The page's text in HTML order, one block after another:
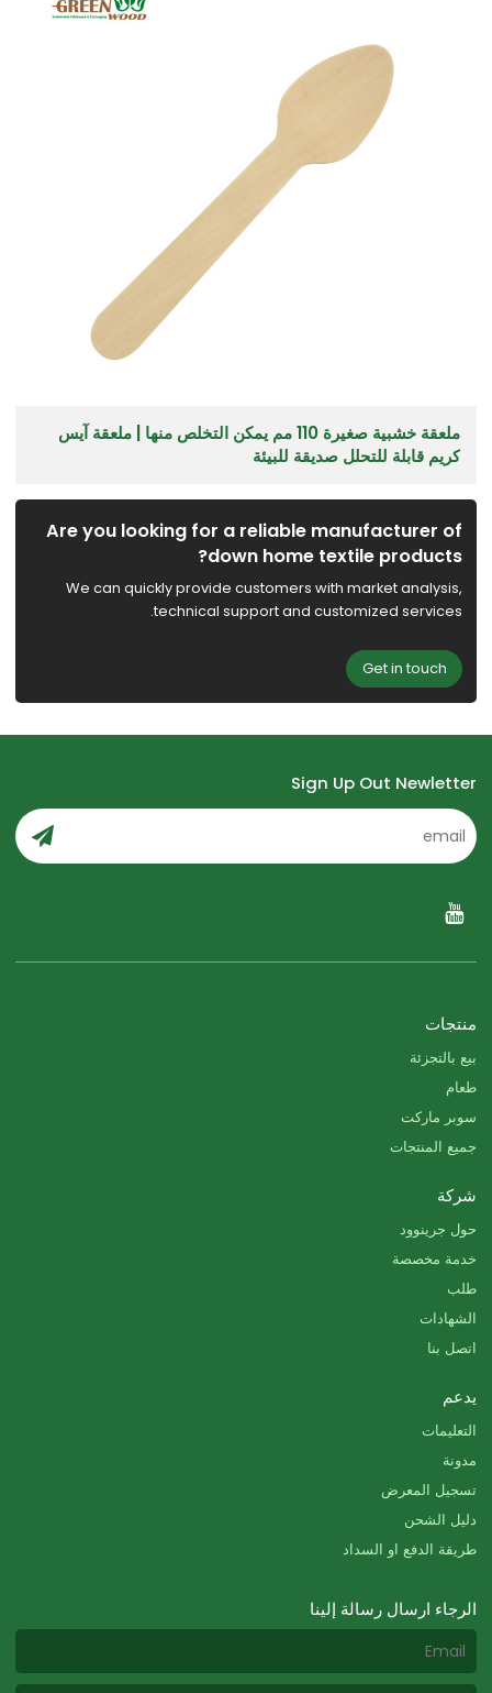
ملعقة خشبية صغيرة 110 مم يمكن التخلص منها | ملعقة آيس
كريم قابلة للتحلل صديقة للبيئة
Are you looking for a reliable manufacturer of
down home textile products?
We can quickly provide customers with market analysis,
technical support and customized services.
Get in touch
Sign Up Out Newletter
منتجات
بيع بالتجزئة
طعام
سوبر ماركت
جميع المنتجات
شركة
حول جرينوود
خدمة مخصصة
طلب
الشهادات
اتصل بنا
يدعم
التعليمات
مدونة
تسجيل المعرض
دليل الشحن
طريقة الدفع او السداد
الرجاء ارسال رسالة إلينا